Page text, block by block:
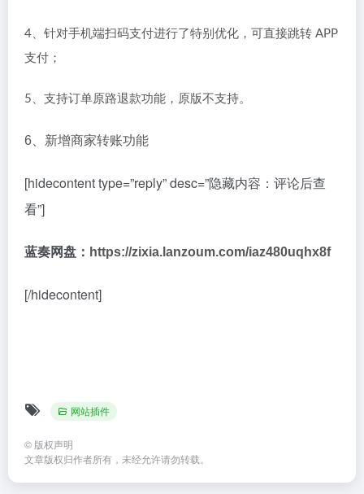
4、针对手机端扫码支付进行了特别优化，可直接跳转 APP
支付；
5、支持订单原路退款功能，原版不支持。
6、新增商家转账功能
[hidecontent type=”reply” desc=”隐藏内容：评论后查
看”]
蓝奏网盘： https://zixia.lanzoum.com/iaz480uqhx8f
[/hidecontent]
网站插件
© 版权声明
文章版权归作者所有，未经允许请勿转载。